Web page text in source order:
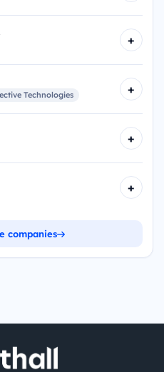
+
Technologies +
+
+
companies